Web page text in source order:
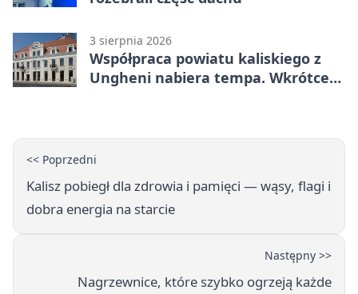
3 sierpnia 2026
Współpraca powiatu kaliskiego z
Ungheni nabiera tempa. Wkrótce
<< Poprzedni
Kalisz pobiegł dla zdrowia i pamięci — wąsy, flagi i
dobra energia na starcie
Następny >>
Nagrzewnice, które szybko ogrzeją każde